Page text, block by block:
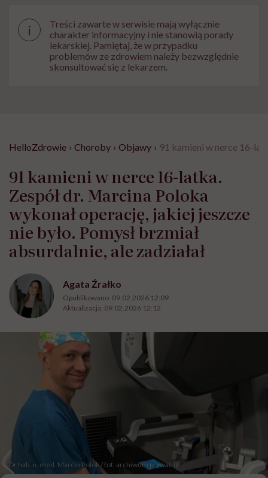
i
Treści zawarte w serwisie mają wyłącznie
charakter informacyjny i nie stanowią porady
lekarskiej. Pamiętaj, że w przypadku
problemów ze zdrowiem należy bezwzględnie
skonsultować się z lekarzem.
HelloZdrowie › Choroby › Objawy › 91 kamieni w nerce 16-
91 kamieni w nerce 16-latka.
Zespół dr. Marcina Poloka
wykonał operację, jakiej jeszcze
nie było. Pomysł brzmiał
absurdalnie, ale zadziałał
Agata Źrałko
Opublikowano: 09.02.2026 12:09
Aktualizacja: 09.02.2026 12:12
Dr hab. n. med. Marcin Polok / fot. archiwum prywatne